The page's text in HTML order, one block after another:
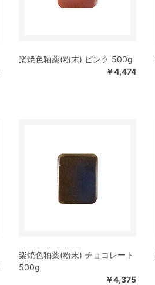
楽焼色釉薬(粉末) ピンク 500g
￥4,474
楽焼色釉薬(粉末) チョコレート
500g
￥4,375